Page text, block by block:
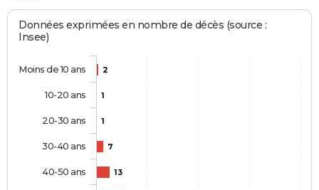
Données exprimées en nombre de décès (source :
Insee)
2
1
1
7
13
Moins de 10 ans
10-20 ans
20-30 ans
30-40 ans
40-50 ans